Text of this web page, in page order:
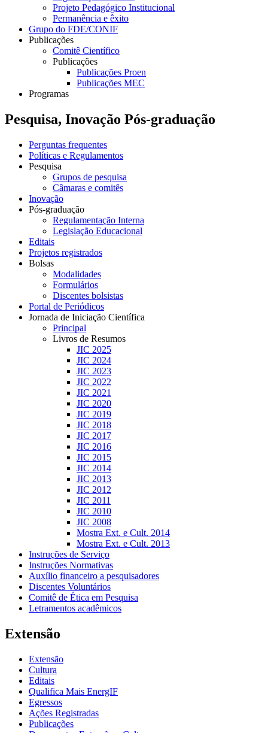
Projeto Pedagógico Institucional
Permanência e êxito
Grupo do FDE/CONIF
Publicações
Comitê Científico
Publicações
Publicações Proen
Publicações MEC
Programas
Pesquisa, Inovação Pós-graduação
Perguntas frequentes
Políticas e Regulamentos
Pesquisa
Grupos de pesquisa
Câmaras e comitês
Inovação
Pós-graduação
Regulamentação Interna
Legislação Educacional
Editais
Projetos registrados
Bolsas
Modalidades
Formulários
Discentes bolsistas
Portal de Periódicos
Jornada de Iniciação Científica
Principal
Livros de Resumos
JIC 2025
JIC 2024
JIC 2023
JIC 2022
JIC 2021
JIC 2020
JIC 2019
JIC 2018
JIC 2017
JIC 2016
JIC 2015
JIC 2014
JIC 2013
JIC 2012
JIC 2011
JIC 2010
JIC 2008
Mostra Ext. e Cult. 2014
Mostra Ext. e Cult. 2013
Instruções de Serviço
Instruções Normativas
Auxílio financeiro a pesquisadores
Discentes Voluntários
Comitê de Ética em Pesquisa
Letramentos acadêmicos
Extensão
Extensão
Cultura
Editais
Qualifica Mais EnergIF
Egressos
Ações Registradas
Publicações